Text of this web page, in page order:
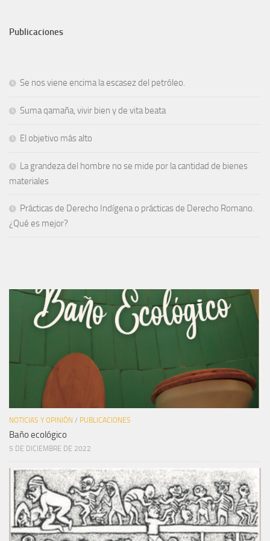
Publicaciones
Se nos viene encima la escasez del petróleo.
Suma qamaña, vivir bien y de vita beata
El objetivo más alto
La grandeza del hombre no se mide por la cantidad de bienes
materiales
Prácticas de Derecho Indígena o prácticas de Derecho Romano.
¿Qué es mejor?
NOTICIAS Y OPINIÓN / PUBLICACIONES
Baño ecológico
5 DE DICIEMBRE DE 2022